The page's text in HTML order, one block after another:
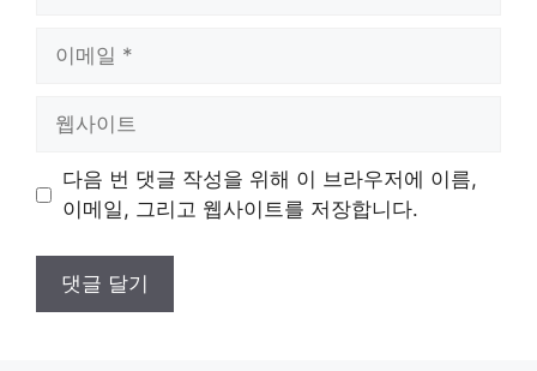
트
다음 번 댓글 작성을 위해 이 브라우저에 이름,
이메일, 그리고 웹사이트를 저장합니다.